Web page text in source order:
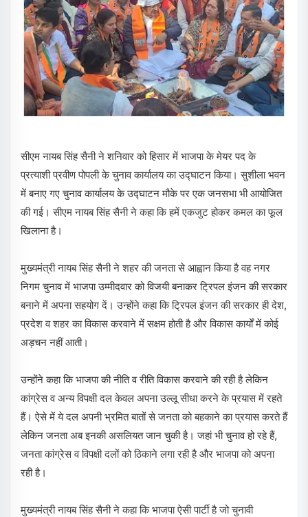
सीएम नायब सिंह सैनी ने शनिवार को हिसार में भाजपा के मेयर पद के
प्रत्याशी प्रवीण पोपली के चुनाव कार्यालय का उद्घाटन किया। सुशीला भवन
में बनाए गए चुनाव कार्यालय के उद्घाटन मौके पर एक जनसभा भी आयोजित
की गई। सीएम नायब सिंह सैनी ने कहा कि हमें एकजुट होकर कमल का फूल
खिलाना है।
मुख्यमंत्री नायब सिंह सैनी ने शहर की जनता से आह्वान किया है वह नगर
निगम चुनाव में भाजपा उम्मीदवार को विजयी बनाकर ट्रिपल इंजन की सरकार
बनाने में अपना सहयोग दें। उन्होंने कहा कि ट्रिपल इंजन की सरकार ही देश,
प्रदेश व शहर का विकास करवाने में सक्षम होती है और विकास कार्यों में कोई
अड़चन नहीं आती।
उन्होंने कहा कि भाजपा की नीति व रीति विकास करवाने की रही है लेकिन
कांग्रेस व अन्य विपक्षी दल केवल अपना उल्लू सीधा करने के प्रयास में रहते
हैं। ऐसे में ये दल अपनी भ्रमित बातों से जनता को बहकाने का प्रयास करते हैं
लेकिन जनता अब इनकी असलियत जान चुकी है। जहां भी चुनाव हो रहे हैं,
जनता कांग्रेस व विपक्षी दलों को ठिकाने लगा रही है और भाजपा को अपना
रही है।
मुख्यमंत्री नायब सिंह सैनी ने कहा कि भाजपा ऐसी पार्टी है जो चुनावी